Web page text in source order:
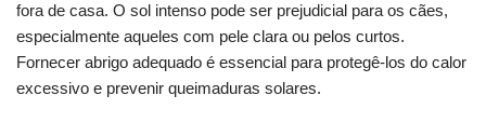
fora de casa. O sol intenso pode ser prejudicial para os cães,
especialmente aqueles com pele clara ou pelos curtos.
Fornecer abrigo adequado é essencial para protegê-los do calor
excessivo e prevenir queimaduras solares.